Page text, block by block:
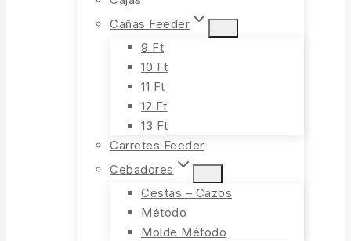
Cañas Feeder
9 Ft
10 Ft
11 Ft
12 Ft
13 Ft
Carretes Feeder
Cebadores
Cestas – Cazos
Método
Molde Método